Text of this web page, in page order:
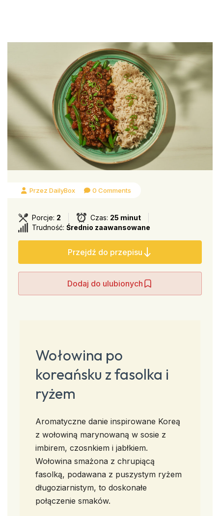
Przez DailyBox 0 Comments
Porcje: 2 Czas: 25 minut
Trudność: Średnio zaawansowane
Przejdź do przepisu
Dodaj do ulubionych
Wołowina po
koreańsku z fasolka i
ryżem
Aromatyczne danie inspirowane Koreą
z wołowiną marynowaną w sosie z
imbirem, czosnkiem i jabłkiem.
Wołowina smażona z chrupiącą
fasolką, podawana z puszystym ryżem
długoziarnistym, to doskonałe
połączenie smaków.